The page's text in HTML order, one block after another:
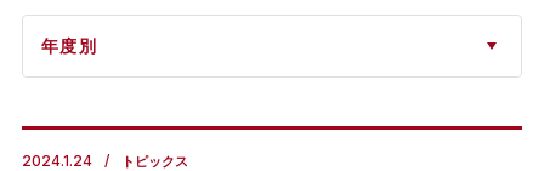
2024.1.24 トピックス
年度別